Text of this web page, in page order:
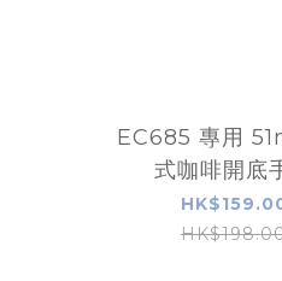
EC685 專用
式咖啡開底
(portafilter)